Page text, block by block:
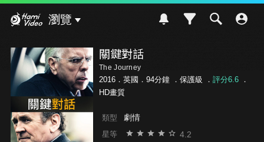
瀏覽
關鍵對話
The Journey
2016．英國．94分鐘 ． 保護級 ． 評分6.6．
HD畫質
類型 劇情
星等 4.2